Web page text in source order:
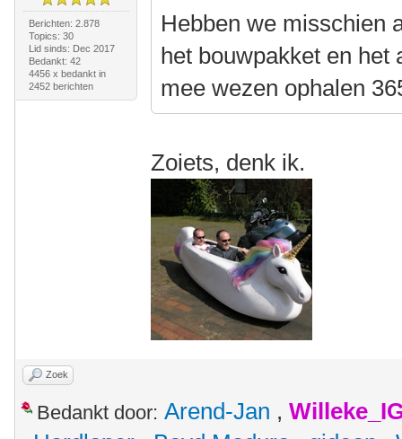
Berichten: 2.878
Topics: 30
Lid sinds: Dec 2017
Bedankt: 42
4456 x bedankt in
2452 berichten
Hebben we misschien
het bouwpakket en het
mee wezen ophalen
Zoiets, denk ik.
Zoek
Bedankt door: Arend-Jan ,